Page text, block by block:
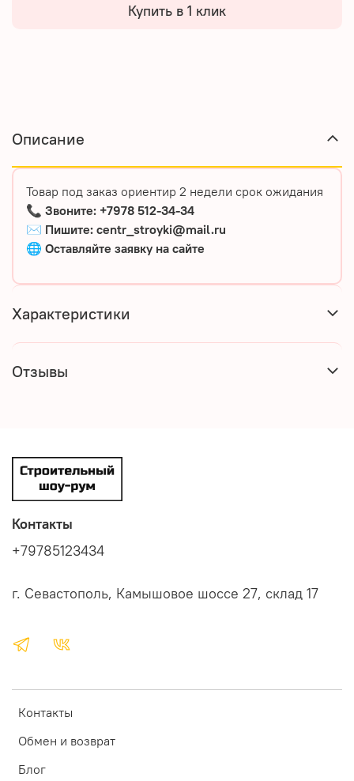
Купить в 1 клик
Описание
Товар под заказ ориентир 2 недели срок ожидания
📞 Звоните: +7978 512-34-34
✉️ Пишите: centr_stroyki@mail.ru
🌐 Оставляйте заявку на сайте
Характеристики
Отзывы
Контакты
Обмен и возврат
Блог
Контакты
+79785123434
г. Севастополь, Камышовое шоссе 27, склад 17